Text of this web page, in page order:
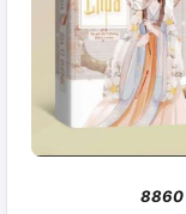
8860